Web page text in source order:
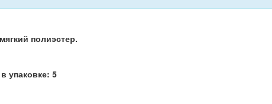
полиэстер.
упаковке: 5